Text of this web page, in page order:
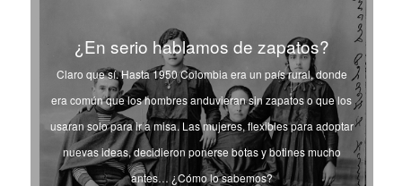
¿En serio hablamos de zapatos?
Claro que sí. Hasta 1950 Colombia era un país rural, donde
era común que los hombres anduvieran sin zapatos o que los
usaran solo para ir a misa. Las mujeres, flexibles para adoptar
nuevas ideas, decidieron ponerse botas y botines mucho
antes… ¿Cómo lo sabemos?